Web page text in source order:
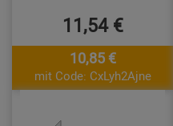
11,54 €
10,85 €
mit Code: CxLyh2Ajne